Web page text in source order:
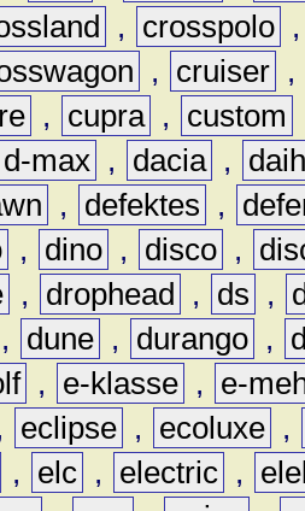
, crosspolo
, cruiser ,
, cupra , custom
d-max , dacia ,
, defektes ,
, dino , disco ,
, drophead , ds ,
, dune , durango ,
, e-klasse ,
e-
eclipse , ecoluxe ,
, elc , electric ,